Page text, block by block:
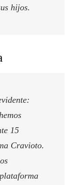
hijos.
15
Cravioto.